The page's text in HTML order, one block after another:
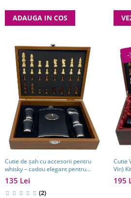
ADAUGA IN COS
Cutie de șah cu accesorii pentru
whisky – cadou elegant pentru
bărbați pasionați de strategie. TOP
10 Cadouri Barbati
135 Lei
(2)
-
Cutie
Vin)
195